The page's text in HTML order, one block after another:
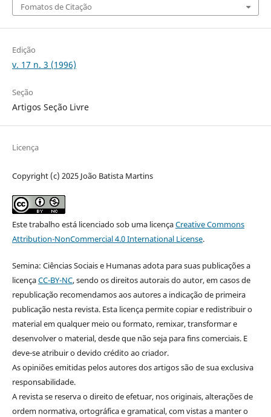
Fomatos de Citação
Edição
v. 17 n. 3 (1996)
Seção
Artigos Seção Livre
Licença
Copyright (c) 2025 João Batista Martins
Este trabalho está licenciado sob uma licençaCreative Commons
Attribution-NonCommercial 4.0 International License.
Semina: Ciências Sociais e Humanas adota para suas publicações a
licençaCC-BY-NC, sendo os direitos autorais do autor, em casos de
republicação recomendamos aos autores a indicação de primeira
publicação nesta revista. Esta licença permite copiar e redistribuir o
material em qualquer meio ou formato, remixar, transformar e
desenvolver o material, desde que não seja para fins comerciais. E
deve-se atribuir o devido crédito ao criador.
As opiniões emitidas pelos autores dos artigos são de sua exclusiva
responsabilidade.
A revista se reserva o direito de efetuar, nos originais, alterações de
ordem normativa, ortográfica e gramatical, com vistas a manter o